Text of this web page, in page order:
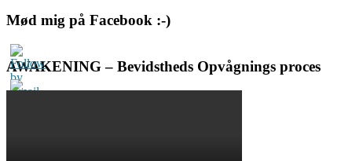
Mød mig på Facebook :-)
AWAKENING – Bevidstheds Opvågnings proces